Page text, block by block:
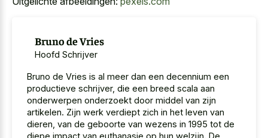
Bruno de Vries
Hoofd Schrijver
Bruno de Vries is al meer dan een decennium een
productieve schrijver, die een breed scala aan
onderwerpen onderzoekt door middel van zijn
artikelen. Zijn werk verdiept zich in het leven van
dieren, van de geboorte van wezens in 1995 tot de
diepe impact van euthanasie op hun welzijn. De